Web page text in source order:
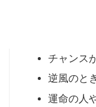
チャンス
逆風のと
運命の人